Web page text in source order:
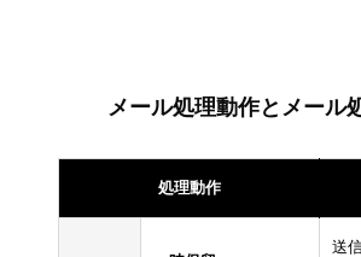
メール処理動作とメール
処理動作
送